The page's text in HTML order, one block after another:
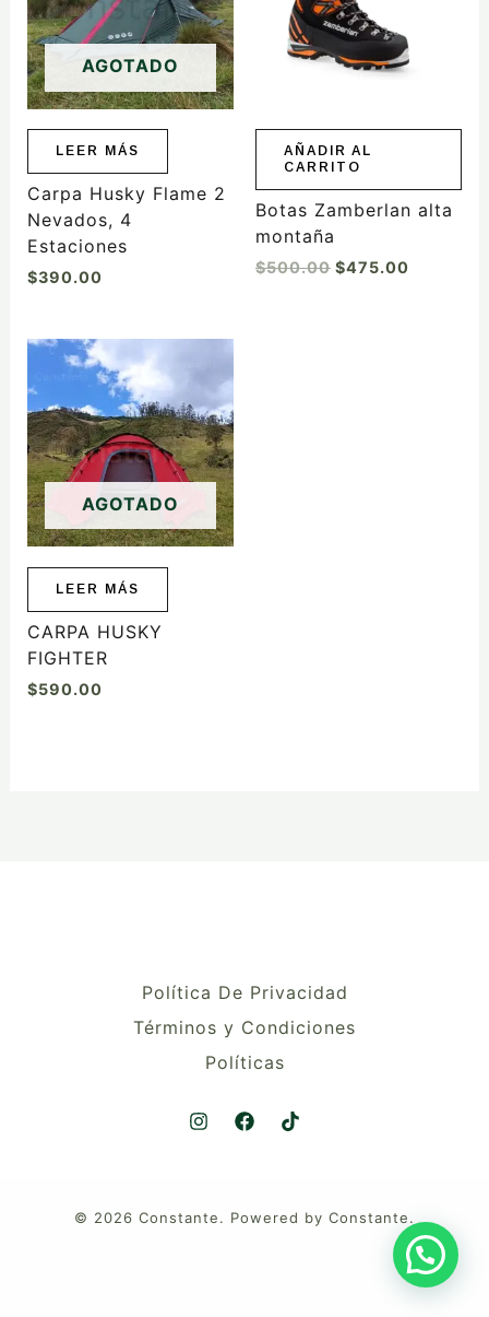
AGOTADO
LEER MÁS
Carpa Husky Flame 2
Nevados, 4
Estaciones
$390.00
AÑADIR AL
CARRITO
Botas Zamberlan alta
montaña
$500.00 $475.00
AGOTADO
LEER MÁS
CARPA HUSKY
FIGHTER
$590.00
Política De Privacidad
Términos y Condiciones
Políticas
© 2026 Constante. Powered by Constante.